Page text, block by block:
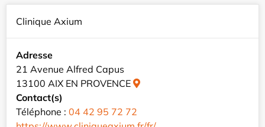
Clinique Axium
Adresse
21 Avenue Alfred Capus
13100 AIX EN PROVENCE
Contact(s)
Téléphone : 04 42 95 72 72